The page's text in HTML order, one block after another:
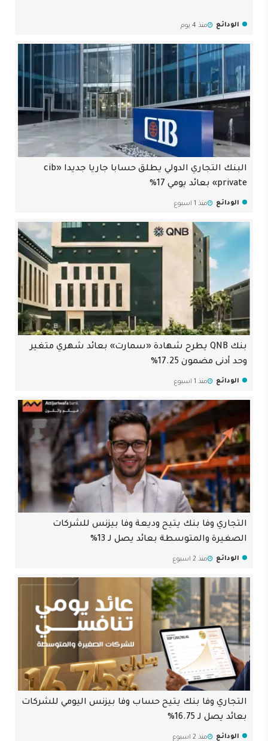
الودائع منذ 4 يوم
البنك التجاري الدولي يطلق حسابا جاريا جديدا «cib
private» بعائد يومي 17%
الودائع منذ 1 اسبوع
بنك QNB يطرح شهادة «سمارت» بعائد شهري متغير
وحد أدنى مضمون 17.25%
الودائع منذ 1 اسبوع
التجاري وفا بنك يتيح وديعة وفا بيزنس للشركات
الصغيرة والمتوسطة بعائد يصل لـ 13%
الودائع منذ 2 اسبوع
التجاري وفا بنك يتيح حساب وفا بيزنس اليومي للشركات
بعائد يصل لـ 16.75%
الودائع منذ 2 اسبوع